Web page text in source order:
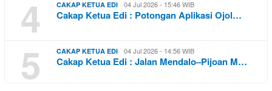
4 CAKAP KETUA EDI 04 Jul 2026 - 15:46 WIB
Cakap Ketua Edi : Potongan Aplikasi Ojol…
5 CAKAP KETUA EDI 04 Jul 2026 - 14:56 WIB
Cakap Ketua Edi : Jalan Mendalo–Pijoan M…